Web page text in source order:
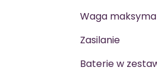
Waga
Zasilanie
Baterie w